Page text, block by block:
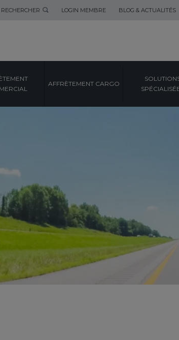
RECHERCHER LOGIN MEMBRE BLOG & ACTUALITÉS
AFFRÈTEMENT CARGO